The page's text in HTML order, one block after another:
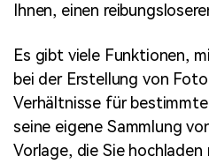
Ihnen, einen
Es gibt viele Funktionen,
bei der Erstellung von
Verhältnisse für
seine eigene Sammlung
Vorlage, die Sie